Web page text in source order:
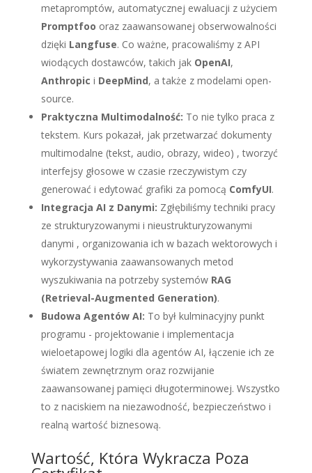
metapromptów, automatycznej ewaluacji z użyciem
Promptfoo oraz zaawansowanej obserwowalności
dzięki Langfuse. Co ważne, pracowaliśmy z API
wiodących dostawców, takich jak OpenAI,
Anthropic i DeepMind, a także z modelami open-
source.
Praktyczna Multimodalność: To nie tylko praca z
tekstem. Kurs pokazał, jak przetwarzać dokumenty
multimodalne (tekst, audio, obrazy, wideo) , tworzyć
interfejsy głosowe w czasie rzeczywistym czy
generować i edytować grafiki za pomocą ComfyUI.
Integracja AI z Danymi: Zgłębiliśmy techniki pracy
ze strukturyzowanymi i nieustrukturyzowanymi
danymi , organizowania ich w bazach wektorowych i
wykorzystywania zaawansowanych metod
wyszukiwania na potrzeby systemów RAG
(Retrieval-Augmented Generation).
Budowa Agentów AI: To był kulminacyjny punkt
programu - projektowanie i implementacja
wieloetapowej logiki dla agentów AI, łączenie ich ze
światem zewnętrznym oraz rozwijanie
zaawansowanej pamięci długoterminowej. Wszystko
to z naciskiem na niezawodność, bezpieczeństwo i
realną wartość biznesową.
Wartość, Która Wykracza Poza